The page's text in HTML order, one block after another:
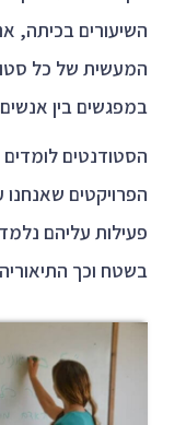
השיעורים בכיתה,
המעשית של כל
במפגשים בין
הסטודנטים
הפרויקטים שאנחנו
פעילות עליהם
בשטח וכך